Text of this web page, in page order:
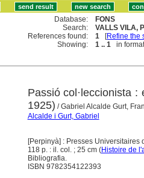
Database:
FONS
Search:
VALLS VILA,
References found:
1 [Refine the
Showing:
1 .. 1 in
Passió col·leccionista
1925) / Gabriel Alcalde Gurt,
Alcalde i Gurt, Gabriel
[Perpinyà] : Presses Universitaires
118 p. : il. col. ; 25 cm (Histoire de
Bibliografia.
ISBN 9782354122393